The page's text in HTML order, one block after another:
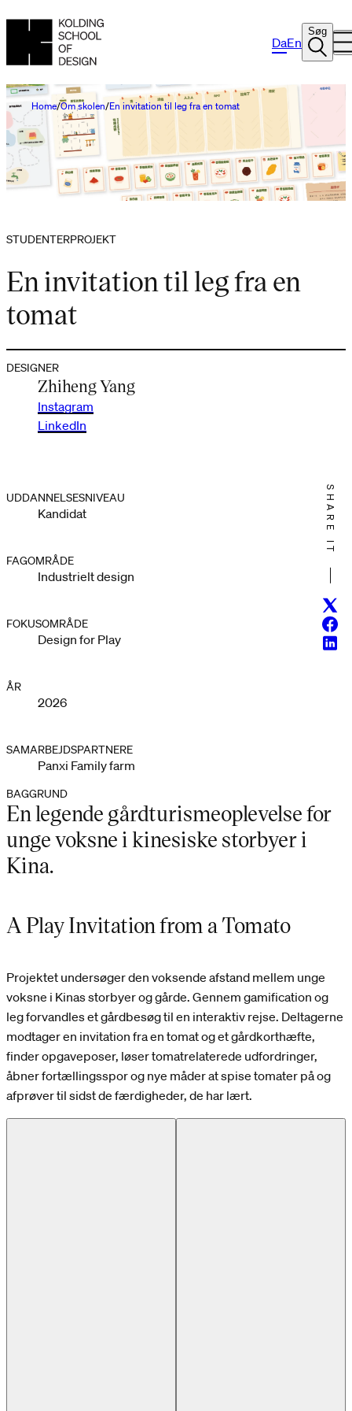
DaEn
Søg
Home Om skolen En invitation til leg fra en tomat
STUDENTERPROJEKT
En invitation til leg fra en
tomat
DESIGNER
Zhiheng Yang
Instagram
LinkedIn
UDDANNELSESNIVEAU
Kandidat
FAGOMRÅDE
Industrielt design
FOKUSOMRÅDE
Design for Play
ÅR
2026
SAMARBEJDSPARTNERE
Panxi Family farm
SHARE IT
BAGGRUND
En legende gårdturismeoplevelse for
unge voksne i kinesiske storbyer i
Kina.
A Play Invitation from a Tomato
Projektet undersøger den voksende afstand mellem unge
voksne i Kinas storbyer og gårde. Gennem gamification og
leg forvandles et gårdbesøg til en interaktiv rejse. Deltagerne
modtager en invitation fra en tomat og et gårdkorthæfte,
finder opgaveposer, løser tomatrelaterede udfordringer,
åbner fortællingsspor og nye måder at spise tomater på og
afprøver til sidst de færdigheder, de har lært.